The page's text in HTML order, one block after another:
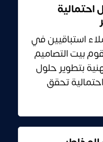
احتمالية
استباقيين في
بيت التصاميم
بتطوير حلول
تحقق